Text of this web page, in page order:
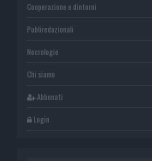
Cooperazione e dintorni
Publiredazionali
Necrologie
Chi siamo
Abbonati
Login